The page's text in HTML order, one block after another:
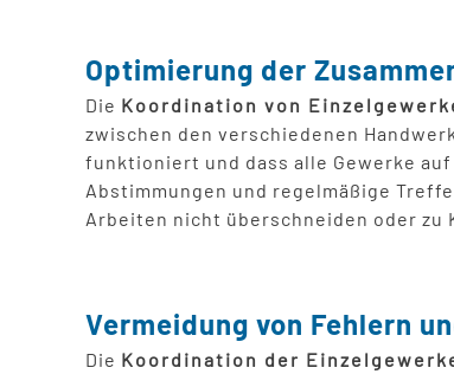
Optimierung der
Die Koordination von
zwischen den verschiedenen
funktioniert und dass alle Gewerke
Abstimmungen und regelmäßige
Arbeiten nicht überschneiden oder zu
Vermeidung von Fehlern
Die Koordination der